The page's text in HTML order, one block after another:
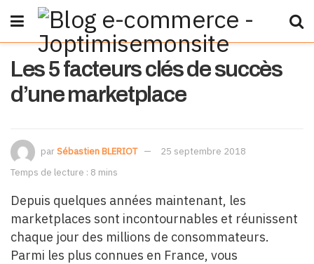
Les 5 facteurs clés de succès
d’une marketplace
parSébastien BLERIOT
25 septembre 2018
Temps de lecture : 8 mins
Depuis quelques années maintenant, les
marketplaces sont incontournables et réunissent
chaque jour des millions de consommateurs.
Parmi les plus connues en France, vous